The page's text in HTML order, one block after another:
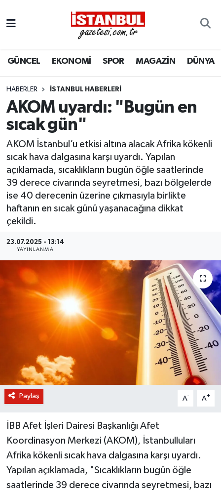
GÜNCEL EKONOMİ SPOR MAGAZİN DÜNYA
HABERLER İSTANBUL HABERLERI
AKOM uyardı: "Bugün en
sıcak gün"
AKOM İstanbul’u etkisi altına alacak Afrika kökenli
sıcak hava dalgasına karşı uyardı. Yapılan
açıklamada, sıcaklıkların bugün öğle saatlerinde
39 derece civarında seyretmesi, bazı bölgelerde
ise 40 derecenin üzerine çıkmasıyla birlikte
haftanın en sıcak günü yaşanacağına dikkat
çekildi.
23.07.2025 - 13:14
YAYINLANMA
Paylaş A- A+
İBB Afet İşleri Dairesi Başkanlığı Afet
Koordinasyon Merkezi (AKOM), İstanbulluları
Afrika kökenli sıcak hava dalgasına karşı uyardı.
Yapılan açıklamada, "Sıcaklıkların bugün öğle
saatlerinde 39 derece civarında seyretmesi, bazı
EKONOMİ
İSTANBUL
DÜNYA
SPOR
MAGAZİN
KÜLTÜR SANAT
SAĞLIK
BİLİM VE TEKNOLOJİ
KURUMSAL
Nöbetçi Eczaneler
Hava Durumu
Trafik Durumu
Süper Lig Puan Durumu ve Fikstür
Tüm Manşetler
Son Dakika Haberleri
Haber Arşivi